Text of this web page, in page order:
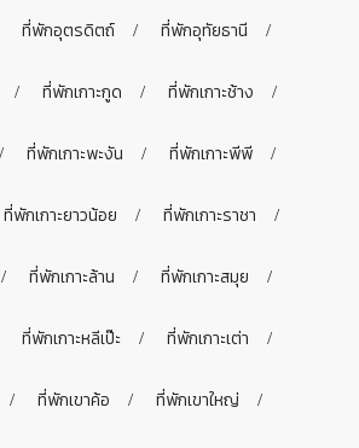
ที่พักอุตรดิตถ์ ที่พักอุทัยธานี
ที่พักเกาะกูด ที่พักเกาะช้าง
ที่พักเกาะพะงัน ที่พักเกาะพีพี
ที่พักเกาะยาวน้อย ที่พักเกาะราชา
ที่พักเกาะล้าน ที่พักเกาะสมุย
ที่พักเกาะหลีเป๊ะ ที่พักเกาะเต่า
ที่พักเขาค้อ ที่พักเขาใหญ่